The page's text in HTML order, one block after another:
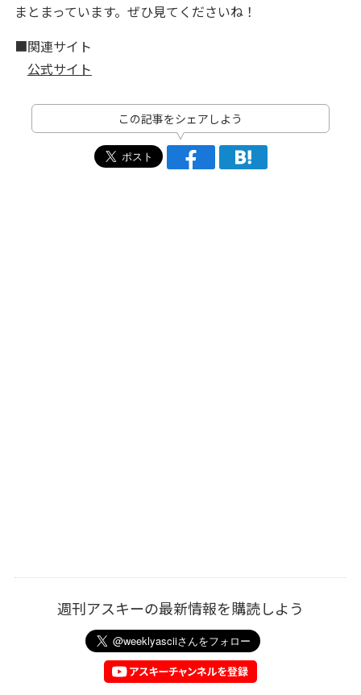
まとまっています。ぜひ見てくださいね！
■関連サイト
公式サイト
この記事をシェアしよう
週刊アスキーの最新情報を購読しよう